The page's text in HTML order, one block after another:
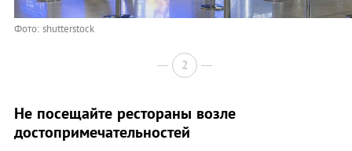
Фото: shutterstock
2
Не посещайте рестораны возле
достопримечательностей